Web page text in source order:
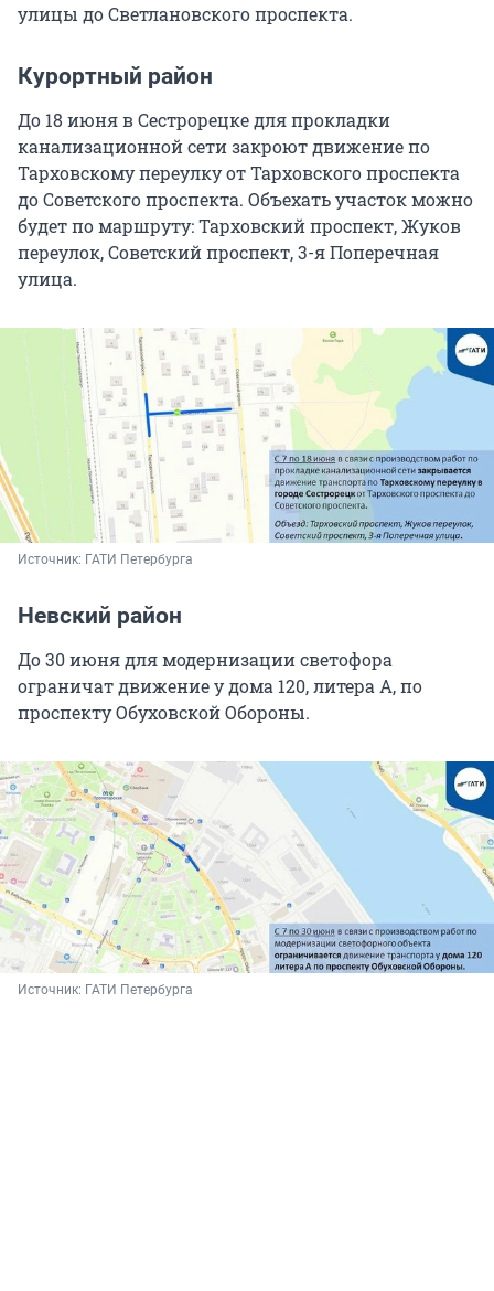
улицы до Светлановского проспекта.
Курортный район
До 18 июня в Сестрорецке для прокладки
канализационной сети закроют движение по
Тарховскому переулку от Тарховского проспекта
до Советского проспекта. Объехать участок можно
будет по маршруту: Тарховский проспект, Жуков
переулок, Советский проспект, 3-я Поперечная
улица.
Источник: ГАТИ Петербурга
Невский район
До 30 июня для модернизации светофора
ограничат движение у дома 120, литера А, по
проспекту Обуховской Обороны.
Источник: ГАТИ Петербурга